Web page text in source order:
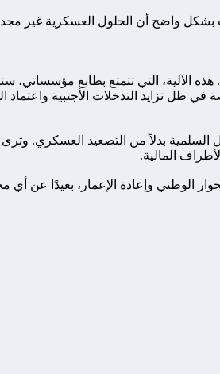
واضح أن الحلول العسكرية غير
الآلية، التي تتمتع بطابع
ظل تزايد التدخلات الأجنبية
بدلاً من التصعيد العسكري. وترى
المالية.
الوطني وإعادة الإعمار، بعيدًا عن